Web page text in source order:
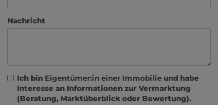
Nachricht
Ich bin Eigentümer:in einer Immobilie und habe
Interesse an Informationen zur Vermarktung
(Beratung, Marktüberblick oder Bewertung).